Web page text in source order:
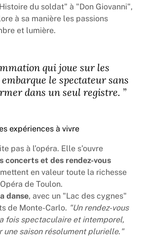
du soldat" à "Don Giovanni",
à sa manière les passions
et lumière.
qui joue sur les
le spectateur sans
dans un seul registre. ”
expériences à vivre
pas à l’opéra. Elle s’ouvre
concerts et des rendez-vous
en valeur toute la richesse
de Toulon.
danse, avec un "Lac des cygnes"
de Monte-Carlo. "Un rendez-vous
fois spectaculaire et intemporel,
une saison résolument plurielle."